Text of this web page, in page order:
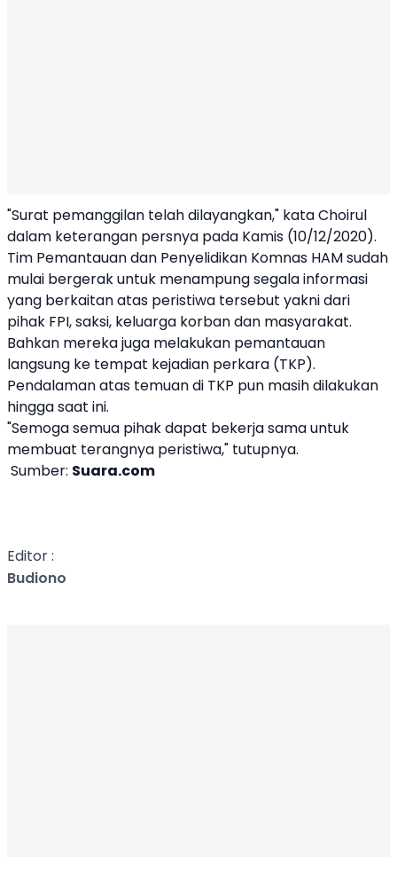
"Surat pemanggilan telah dilayangkan," kata Choirul
dalam keterangan persnya pada Kamis (10/12/2020).
Tim Pemantauan dan Penyelidikan Komnas HAM sudah
mulai bergerak untuk menampung segala informasi
yang berkaitan atas peristiwa tersebut yakni dari
pihak FPI, saksi, keluarga korban dan masyarakat.
Bahkan mereka juga melakukan pemantauan
langsung ke tempat kejadian perkara (TKP).
Pendalaman atas temuan di TKP pun masih dilakukan
hingga saat ini.
"Semoga semua pihak dapat bekerja sama untuk
membuat terangnya peristiwa," tutupnya.
Sumber: Suara.com
Editor :
Budiono